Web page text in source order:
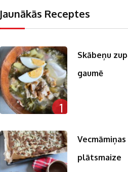
Jaunākās Receptes
1
Skābeņu
gaumē
plātsmaize